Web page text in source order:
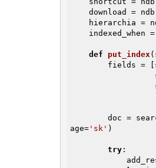
def put_index
doc
age= 'sk' )
try :